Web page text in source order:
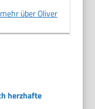
über Oliver
herzhafte